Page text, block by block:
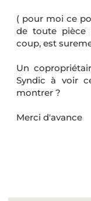
( pour moi ce
de toute pièce
coup, est
Un
Syndic à voir
montrer ?
Merci d'avance